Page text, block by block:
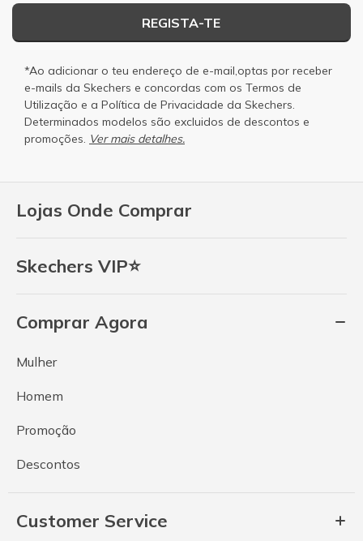
Lojas Onde Comprar
Skechers VIP⭐
Comprar Agora
Mulher
Homem
Promoção
Descontos
Customer Service
REGISTA-TE
*Ao adicionar o teu endereço de e-mail,optas por receber
e-mails da Skechers e concordas com os Termos de
Utilização e a Política de Privacidade da Skechers.
Determinados modelos são excluidos de descontos e
promoções. Ver mais detalhes.